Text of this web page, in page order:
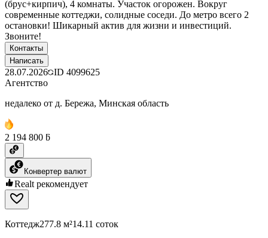
(брус+кирпич), 4 комнаты. Участок огорожен. Вокруг
современные коттеджи, солидные соседи. До метро всего 2
остановки! Шикарный актив для жизни и инвестиций.
Звоните!
Контакты
Написать
28.07.2026 ID 4099625
Агентство
недалеко от д. Бережа, Минская область
2 194 800 ƃ
Конвертер валют
Realt рекомендует
Коттедж277.8 м²14.11 соток